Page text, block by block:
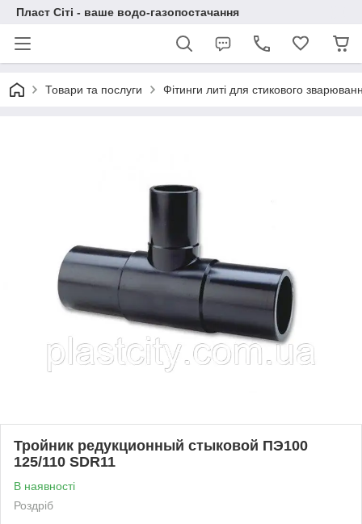
Пласт Сіті - ваше водо-газопостачання
Товари та послуги Фітинги литі для стикового
Тройник редукционный стыковой ПЭ100
125/110 SDR11
В наявності
Роздріб